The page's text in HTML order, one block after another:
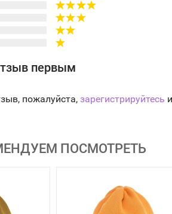
первым
пожалуйста, зарегистрируйтесь
ПОСМОТРЕТЬ